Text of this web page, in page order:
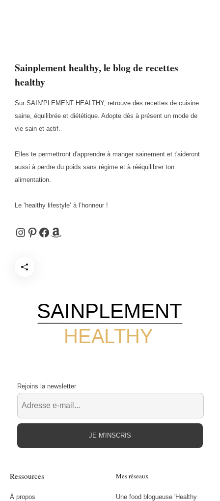
Sainplement healthy, le blog de recettes
healthy
Sur SAIN’PLEMENT HEALTHY, retrouve des recettes de cuisine
saine, équilibrée et diététique. Adopte dès à présent un mode de
vie sain et actif.
Elles te permettront d'apprendre à manger sainement et t'aideront
aussi à perdre du poids sans régime et à rééquilibrer ton
alimentation.
Le ‘healthy lifestyle’ à l’honneur !
Instagram
Pinterest
Facebook
Amazon
HEALTHY
SAINPLEMENT
Ressources
À propos
Mes réseaux
Une food blogueuse 'Healthy
Rejoins la newsletter
JE M'INSCRIS